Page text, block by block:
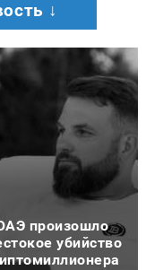
↓
произошло
убийство